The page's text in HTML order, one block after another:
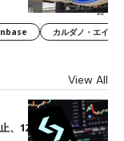
カルダノ・エイ
View All
、12月末に強制決済